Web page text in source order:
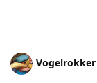
Vogelrokker